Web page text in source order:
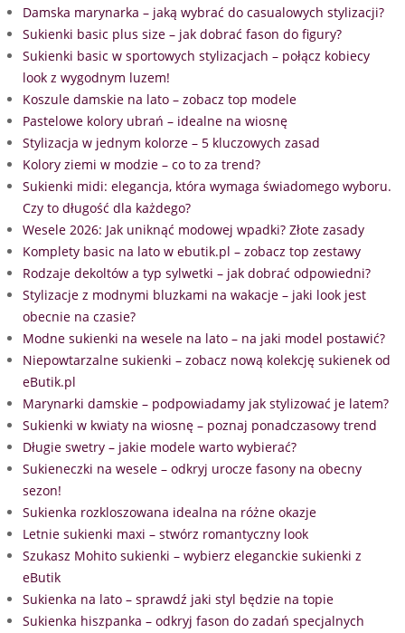
Damska marynarka – jaką wybrać do casualowych stylizacji?
Sukienki basic plus size – jak dobrać fason do figury?
Sukienki basic w sportowych stylizacjach – połącz kobiecy
look z wygodnym luzem!
Koszule damskie na lato – zobacz top modele
Pastelowe kolory ubrań – idealne na wiosnę
Stylizacja w jednym kolorze – 5 kluczowych zasad
Kolory ziemi w modzie – co to za trend?
Sukienki midi: elegancja, która wymaga świadomego wyboru.
Czy to długość dla każdego?
Wesele 2026: Jak uniknąć modowej wpadki? Złote zasady
Komplety basic na lato w ebutik.pl – zobacz top zestawy
Rodzaje dekoltów a typ sylwetki – jak dobrać odpowiedni?
Stylizacje z modnymi bluzkami na wakacje – jaki look jest
obecnie na czasie?
Modne sukienki na wesele na lato – na jaki model postawić?
Niepowtarzalne sukienki – zobacz nową kolekcję sukienek od
eButik.pl
Marynarki damskie – podpowiadamy jak stylizować je latem?
Sukienki w kwiaty na wiosnę – poznaj ponadczasowy trend
Długie swetry – jakie modele warto wybierać?
Sukieneczki na wesele – odkryj urocze fasony na obecny
sezon!
Sukienka rozkloszowana idealna na różne okazje
Letnie sukienki maxi – stwórz romantyczny look
Szukasz Mohito sukienki – wybierz eleganckie sukienki z
eButik
Sukienka na lato – sprawdź jaki styl będzie na topie
Sukienka hiszpanka – odkryj fason do zadań specjalnych